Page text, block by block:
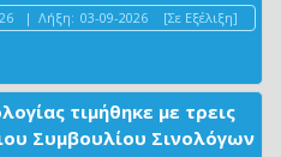
| Λήξη: 03-09-2026 [Σε Εξέλιξη]
τιμήθηκε με τρεις
Συμβουλίου Σινολόγων